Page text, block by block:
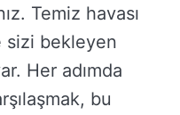
Temiz havası
sizi bekleyen
Her adımda
bu